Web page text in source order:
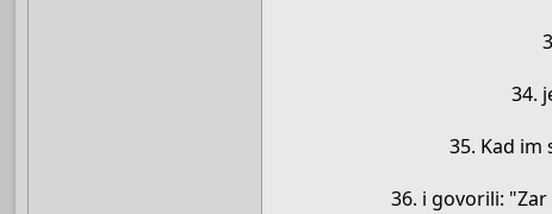
34.
35. Kad im
36. i govorili: